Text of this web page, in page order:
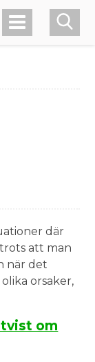
där
att man
när det
orsaker,
om